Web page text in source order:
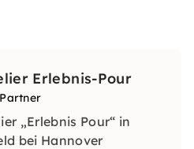
Erlebnis-Pour
„Erlebnis Pour“ in
bei Hannover